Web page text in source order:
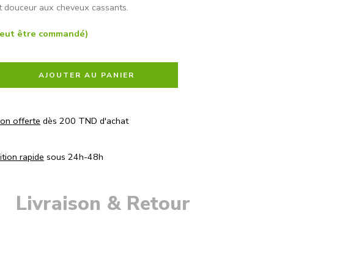
douceur aux cheveux cassants.
être commandé)
AJOUTER AU PANIER
offerte dès 200 TND d'achat
rapide sous 24h-48h
Livraison & Retour